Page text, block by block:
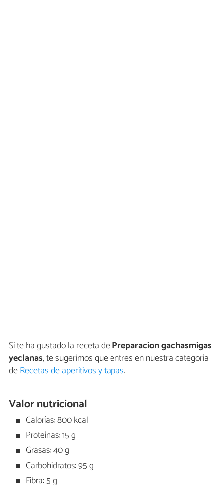
Si te ha gustado la receta dePreparacion gachasmigas
yeclanas, te sugerimos que entres en nuestra categoría
deRecetas de aperitivos y tapas.
Valor nutricional
Calorías: 800 kcal
Proteínas: 15 g
Grasas: 40 g
Carbohidratos: 95 g
Fibra: 5 g